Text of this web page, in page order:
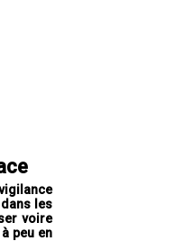
les
voire
peu en